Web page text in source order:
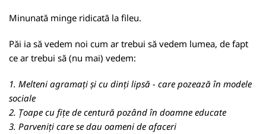
Minunată minge ridicată la fileu.
Păi ia să vedem noi cum ar trebui să vedem lumea, de fapt
ce ar trebui să (nu mai) vedem:
1. Melteni agramați și cu dinți lipsă - care pozează în modele
sociale
2. Țoape cu fițe de centură pozând în doamne educate
3. Parveniți care se dau oameni de afaceri